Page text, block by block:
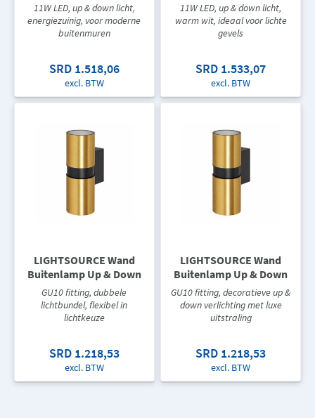
11W LED, up & down licht,
energiezuinig, voor moderne
buitenmuren
SRD 1.518,06
excl. BTW
11W LED, up & down licht,
warm wit, ideaal voor lichte
gevels
SRD 1.533,07
excl. BTW
LIGHTSOURCE Wand
Buitenlamp Up & Down
GU10 fitting, dubbele
lichtbundel, flexibel in
lichtkeuze
SRD 1.218,53
excl. BTW
LIGHTSOURCE Wand
Buitenlamp Up & Down
GU10 fitting, decoratieve up &
down verlichting met luxe
uitstraling
SRD 1.218,53
excl. BTW